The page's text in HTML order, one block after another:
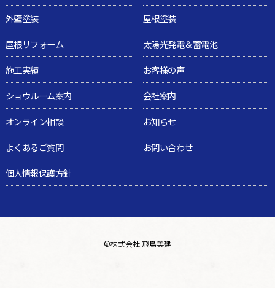
外壁塗装
屋根塗装
屋根リフォーム
太陽光発電＆蓄電池
施工実績
お客様の声
ショウルーム案内
会社案内
オンライン相談
お知らせ
よくあるご質問
お問い合わせ
個人情報保護方針
©株式会社 飛鳥美建